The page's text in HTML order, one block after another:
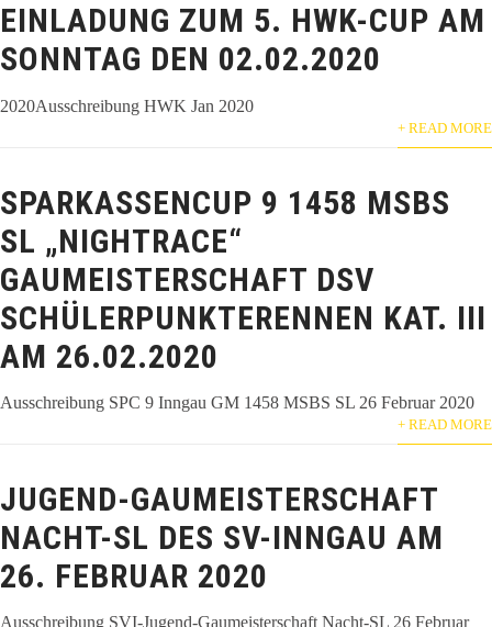
EINLADUNG ZUM 5. HWK-CUP AM
SONNTAG DEN 02.02.2020
2020Ausschreibung HWK Jan 2020
+ READ MORE
SPARKASSENCUP 9 1458 MSBS
SL „NIGHTRACE“
GAUMEISTERSCHAFT DSV
SCHÜLERPUNKTERENNEN KAT. III
AM 26.02.2020
Ausschreibung SPC 9 Inngau GM 1458 MSBS SL 26 Februar 2020
+ READ MORE
JUGEND-GAUMEISTERSCHAFT
NACHT-SL DES SV-INNGAU AM
26. FEBRUAR 2020
Ausschreibung SVI-Jugend-Gaumeisterschaft Nacht-SL 26 Februar